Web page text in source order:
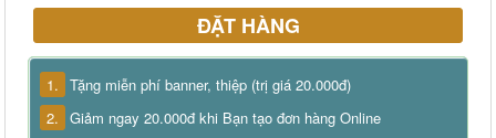
ĐẶT HÀNG
1. Tặng miễn phí banner, thiệp (trị giá 20.000đ)
2. Giảm ngay 20.000đ khi Bạn tạo đơn hàng Online